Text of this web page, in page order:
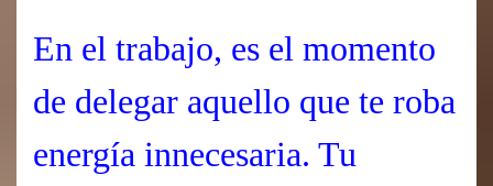
En el trabajo, es el momento
de delegar aquello que te roba
energía innecesaria. Tu